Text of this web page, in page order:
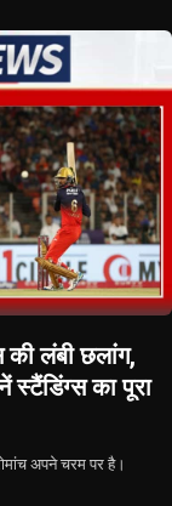
लंबी छलांग,
स्टैंडिंग्स का पूरा
अपने चरम पर है।